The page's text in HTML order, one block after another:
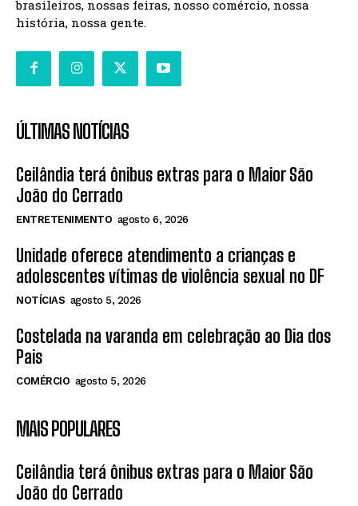
brasileiros, nossas feiras, nosso comércio, nossa
história, nossa gente.
ÚLTIMAS NOTÍCIAS
Ceilândia terá ônibus extras para o Maior São
João do Cerrado
ENTRETENIMENTO agosto 6, 2026
Unidade oferece atendimento a crianças e
adolescentes vítimas de violência sexual no DF
NOTÍCIAS agosto 5, 2026
Costelada na varanda em celebração ao Dia dos
Pais
COMÉRCIO agosto 5, 2026
MAIS POPULARES
Ceilândia terá ônibus extras para o Maior São
João do Cerrado